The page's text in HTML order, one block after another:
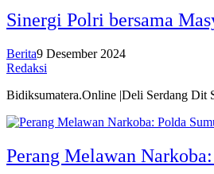
Sinergi Polri bersama
Berita9 Desember 2024
Redaksi
Bidiksumatera.Online |Deli Serdang Dit
Perang Melawan